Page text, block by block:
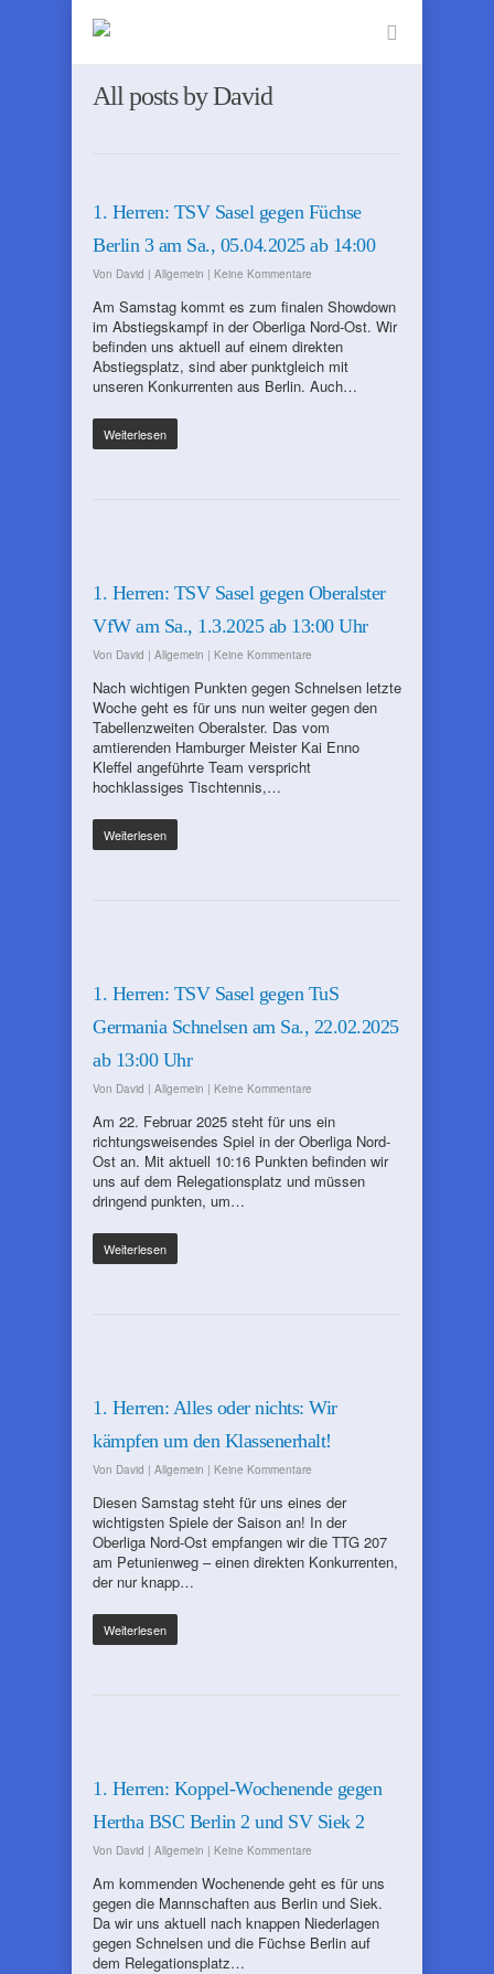
All posts by David
1. Herren: TSV Sasel gegen Füchse
Berlin 3 am Sa., 05.04.2025 ab 14:00
Von David | Allgemein | Keine Kommentare
Am Samstag kommt es zum finalen Showdown
im Abstiegskampf in der Oberliga Nord-Ost. Wir
befinden uns aktuell auf einem direkten
Abstiegsplatz, sind aber punktgleich mit
unseren Konkurrenten aus Berlin. Auch…
Weiterlesen
1. Herren: TSV Sasel gegen Oberalster
VfW am Sa., 1.3.2025 ab 13:00 Uhr
Von David | Allgemein | Keine Kommentare
Nach wichtigen Punkten gegen Schnelsen letzte
Woche geht es für uns nun weiter gegen den
Tabellenzweiten Oberalster. Das vom
amtierenden Hamburger Meister Kai Enno
Kleffel angeführte Team verspricht
hochklassiges Tischtennis,…
Weiterlesen
1. Herren: TSV Sasel gegen TuS
Germania Schnelsen am Sa., 22.02.2025
ab 13:00 Uhr
Von David | Allgemein | Keine Kommentare
Am 22. Februar 2025 steht für uns ein
richtungsweisendes Spiel in der Oberliga Nord-
Ost an. Mit aktuell 10:16 Punkten befinden wir
uns auf dem Relegationsplatz und müssen
dringend punkten, um…
Weiterlesen
1. Herren: Alles oder nichts: Wir
kämpfen um den Klassenerhalt!
Von David | Allgemein | Keine Kommentare
Diesen Samstag steht für uns eines der
wichtigsten Spiele der Saison an! In der
Oberliga Nord-Ost empfangen wir die TTG 207
am Petunienweg – einen direkten Konkurrenten,
der nur knapp…
Weiterlesen
1. Herren: Koppel-Wochenende gegen
Hertha BSC Berlin 2 und SV Siek 2
Von David | Allgemein | Keine Kommentare
Am kommenden Wochenende geht es für uns
gegen die Mannschaften aus Berlin und Siek.
Da wir uns aktuell nach knappen Niederlagen
gegen Schnelsen und die Füchse Berlin auf
dem Relegationsplatz…